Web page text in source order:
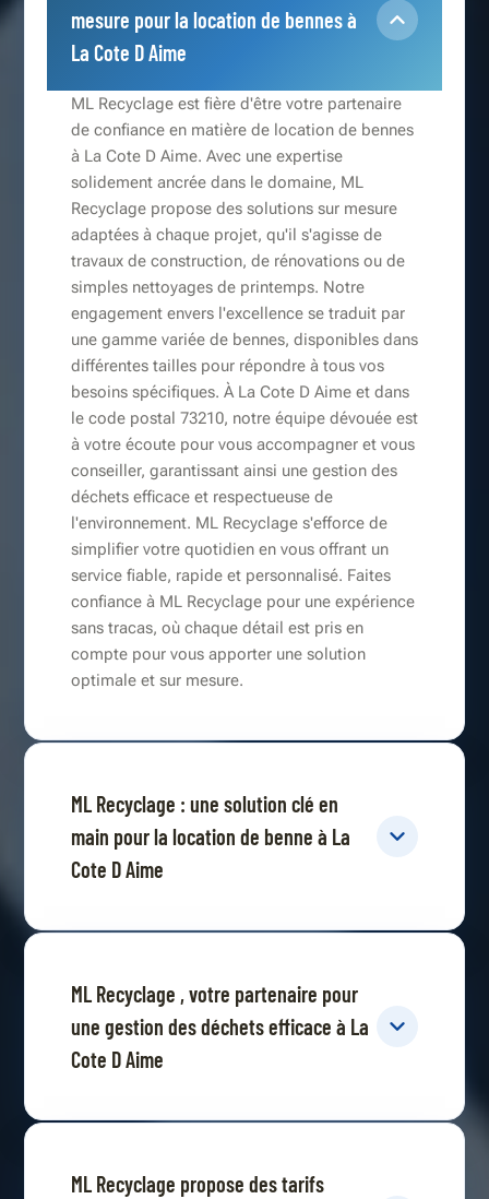
mesure pour la location de bennes à
La Cote D Aime
ML Recyclage est fière d'être votre partenaire
de confiance en matière de location de bennes
à La Cote D Aime. Avec une expertise
solidement ancrée dans le domaine, ML
Recyclage propose des solutions sur mesure
adaptées à chaque projet, qu'il s'agisse de
travaux de construction, de rénovations ou de
simples nettoyages de printemps. Notre
engagement envers l'excellence se traduit par
une gamme variée de bennes, disponibles dans
différentes tailles pour répondre à tous vos
besoins spécifiques. À La Cote D Aime et dans
le code postal 73210, notre équipe dévouée est
à votre écoute pour vous accompagner et vous
conseiller, garantissant ainsi une gestion des
déchets efficace et respectueuse de
l'environnement. ML Recyclage s'efforce de
simplifier votre quotidien en vous offrant un
service fiable, rapide et personnalisé. Faites
confiance à ML Recyclage pour une expérience
sans tracas, où chaque détail est pris en
compte pour vous apporter une solution
optimale et sur mesure.
ML Recyclage : une solution clé en
main pour la location de benne à La
Cote D Aime
ML Recyclage , votre partenaire pour
une gestion des déchets efficace à La
Cote D Aime
ML Recyclage propose des tarifs